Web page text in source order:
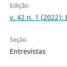
Edição
v. 42 n. 1 (2022):
Seção
Entrevistas